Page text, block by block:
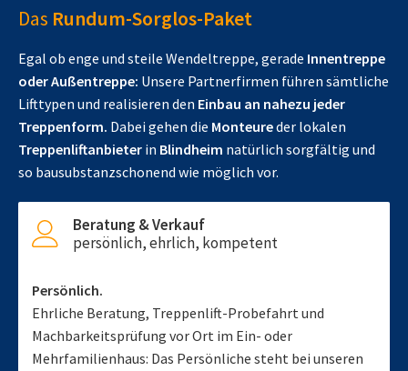
Das Rundum-Sorglos-Paket
Egal ob enge und steile Wendeltreppe, gerade Innentreppe
oder Außentreppe: Unsere Partnerfirmen führen sämtliche
Lifttypen und realisieren den Einbau an nahezu jeder
Treppenform. Dabei gehen die Monteureder lokalen
Treppenliftanbieter in Blindheim natürlich sorgfältig und
so bausubstanzschonend wie möglich vor.
Beratung & Verkauf
persönlich, ehrlich, kompetent
Persönlich.
Ehrliche Beratung, Treppenlift-Probefahrt und
Machbarkeitsprüfung vor Ort im Ein- oder
Mehrfamilienhaus: Das Persönliche steht bei unseren